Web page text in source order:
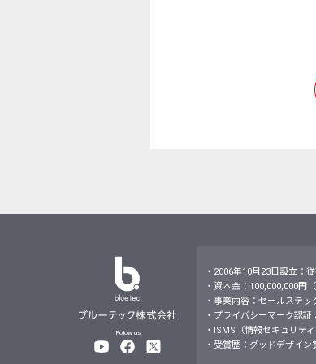
Follow us
・2006年10月23日設立：
・資本金：100,000,000円
・事業内容：セールステッ
・プライバシーマーク認
・ISMS（情報セキュリテ
・受賞歴：グッドデザイ